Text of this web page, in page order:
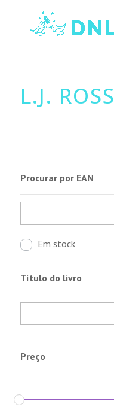
L.J. ROSS
Procurar por EAN
Em stock
Título do livro
Preço